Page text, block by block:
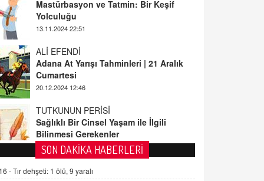
13.11.2024 22:51
ALİ EFENDİ
Cumartesi
20.12.2024 12:46
TUTKUNUN PERİSİ
Bilinmesi Gerekenler
08.11.2024 13:16
FARUK ÖNALAN
Tezkere Onaylanmasaydı…
2 Kasım 2021 Salı 00:11
SON DAKİKA HABERLERİ
-Tır dehşeti: 1 ölü, 9 yaralı